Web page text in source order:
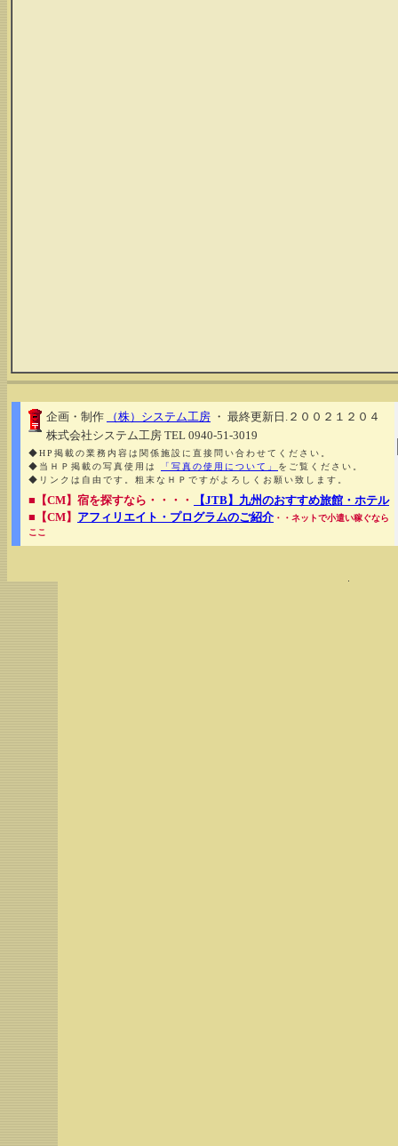
企画・制作 （株）システム工房 ・ 最終更新日.２００２１２０４
株式会社システム工房 TEL 0940-51-3019
◆HP掲載の業務内容は関係施設に直接問い合わせてください。
◆当ＨＰ掲載の写真使用は
「写真の使用について」 をご覧ください。
◆リンクは自由です。粗末なＨＰですがよろしくお願い致します。
■【CM】宿を探すなら・・・・
【JTB】九州のおすすめ旅館・ホテル
■【CM】 アフィリエイト・プログラムのご紹介 ・・ネットで小遣い稼ぐなら
ここ